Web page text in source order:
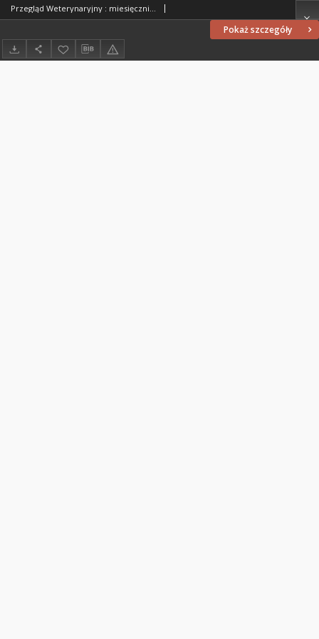
Pokaż szczegóły
Przegląd Weterynaryjny : miesięcznik poświęcony medycynie weterynaryjnej : wychodzi przy współpracy grona profesorów Akademji Medycyny Weterynaryjnej i Lwowskiego Oddziału Zrzeszenia Lekarzy Weterynaryjnych Rzeczypospolitej Polskiej we Lwowie, 1931 R. 44, nr 8